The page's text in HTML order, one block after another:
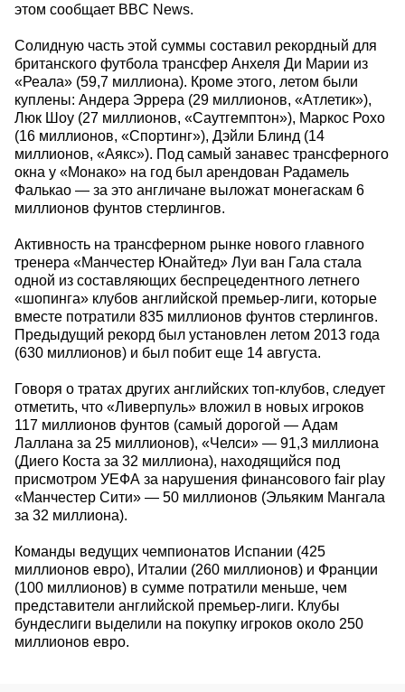
этом сообщает BBC News.
Солидную часть этой суммы составил рекордный для
британского футбола трансфер Анхеля Ди Марии из
«Реала» (59,7 миллиона). Кроме этого, летом были
куплены: Андера Эррера (29 миллионов, «Атлетик»),
Люк Шоу (27 миллионов, «Саутгемптон»), Маркос Рохо
(16 миллионов, «Спортинг»), Дэйли Блинд (14
миллионов, «Аякс»). Под самый занавес трансферного
окна у «Монако» на год был арендован Радамель
Фалькао — за это англичане выложат монегаскам 6
миллионов фунтов стерлингов.
Активность на трансферном рынке нового главного
тренера «Манчестер Юнайтед» Луи ван Гала стала
одной из составляющих беспрецедентного летнего
«шопинга» клубов английской премьер-лиги, которые
вместе потратили 835 миллионов фунтов стерлингов.
Предыдущий рекорд был установлен летом 2013 года
(630 миллионов) и был побит еще 14 августа.
Говоря о тратах других английских топ-клубов, следует
отметить, что «Ливерпуль» вложил в новых игроков
117 миллионов фунтов (самый дорогой — Адам
Лаллана за 25 миллионов), «Челси» — 91,3 миллиона
(Диего Коста за 32 миллиона), находящийся под
присмотром УЕФА за нарушения финансового fair play
«Манчестер Сити» — 50 миллионов (Эльяким Мангала
за 32 миллиона).
Команды ведущих чемпионатов Испании (425
миллионов евро), Италии (260 миллионов) и Франции
(100 миллионов) в сумме потратили меньше, чем
представители английской премьер-лиги. Клубы
бундеслиги выделили на покупку игроков около 250
миллионов евро.